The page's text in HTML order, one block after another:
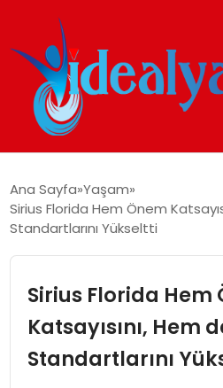
GÜNDEM
İDEAL SPOR
Ana Sayfa Yaşam
Sirius Florida Hem Önem
Standartlarını Yükseltti
Sirius Florida Hem
Katsayısını, Hem
Standartlarını